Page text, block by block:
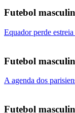
Futebol
Equador perde
Futebol
A agenda dos
Futebol